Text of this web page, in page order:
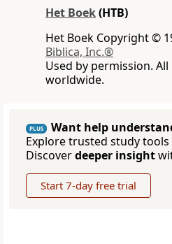
Het Boek(HTB)
Het Boek Copyright ©
Biblica, Inc.®
Used by permission.
worldwide.
PLUS
Want help
Explore trusted study
Discoverdeeper insight
Start 7-day free trial